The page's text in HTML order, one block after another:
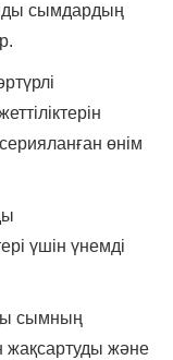
сымдардың
өнім
үшін үнемді
сымның
жақсартуды және